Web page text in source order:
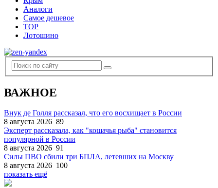
Аналоги
Самое дешевое
TOP
Лотошино
ВАЖНОЕ
Внук де Голля рассказал, что его восхищает в России
8 августа 2026 89
Эксперт рассказала, как "кошачья рыба" становится
популярной в России
8 августа 2026 91
Силы ПВО сбили три БПЛА, летевших на Москву
8 августа 2026 100
показать ещё